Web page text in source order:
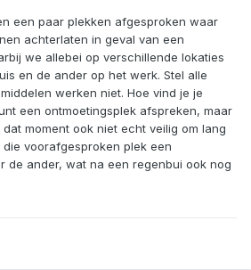
een paar plekken afgesproken waar
achterlaten in geval van een
we allebei op verschillende lokaties
en de ander op het werk. Stel alle
werken niet. Hoe vind je je
een ontmoetingsplek afspreken, maar
moment ook niet echt veilig om lang
voorafgesproken plek een
de ander, wat na een regenbui ook nog